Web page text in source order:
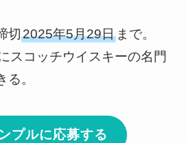
切2025年5月29日まで。
スコッチウイスキーの名門
。
プルに応募する